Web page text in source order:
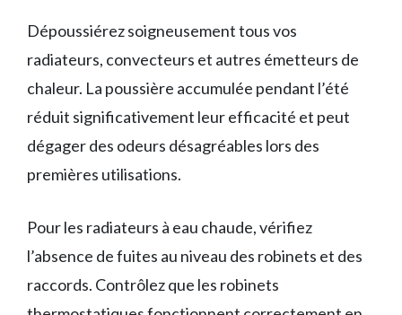
Dépoussiérez soigneusement tous vos
radiateurs, convecteurs et autres émetteurs de
chaleur. La poussière accumulée pendant l’été
réduit significativement leur efficacité et peut
dégager des odeurs désagréables lors des
premières utilisations.
Pour les radiateurs à eau chaude, vérifiez
l’absence de fuites au niveau des robinets et des
raccords. Contrôlez que les robinets